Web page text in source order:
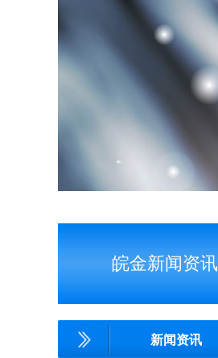
皖金新闻资讯
新闻资讯